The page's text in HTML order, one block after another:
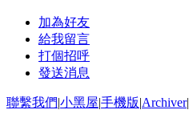
加為好友
給我留言
打個招呼
發送消息
聯繫我們|小黑屋|手機版|Archiver|